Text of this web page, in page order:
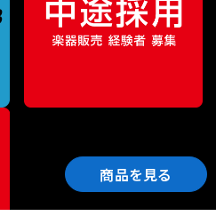
商品を見る